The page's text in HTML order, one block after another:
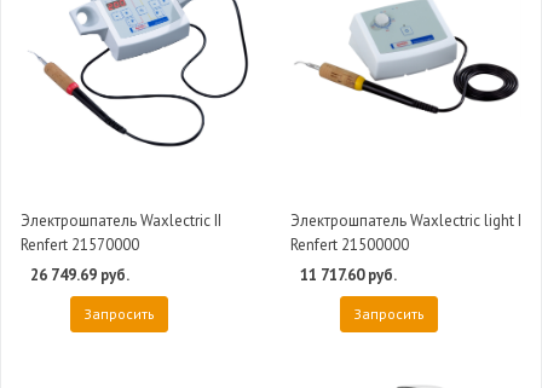
Электрошпатель Waxlectric II
Renfert 21570000
26 749.69 руб.
Запросить
Электрошпатель Waxlectric light I
Renfert 21500000
11 717.60 руб.
Запросить